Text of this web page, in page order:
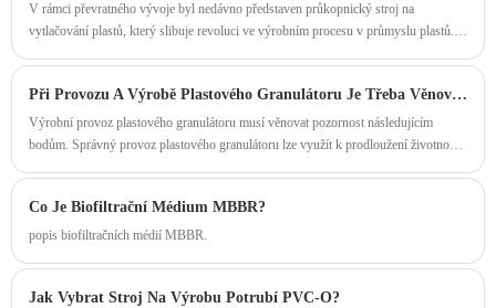
V rámci převratného vývoje byl nedávno představen průkopnický stroj na
vytlačování plastů, který slibuje revoluci ve výrobním procesu v průmyslu plastů.
přesnost při vytlačování plastů.
Při Provozu A Výrobě Plastového Granulátoru Je Třeba Věnovat Pozornost Následujícím Bodům
Výrobní provoz plastového granulátoru musí věnovat pozornost následujícím
bodům. Správný provoz plastového granulátoru lze využít k prodloužení životnosti
je třeba mít na paměti následující body.
Co Je Biofiltrační Médium MBBR?
popis biofiltračních médií MBBR.
Jak Vybrat Stroj Na Výrobu Potrubí PVC-O?